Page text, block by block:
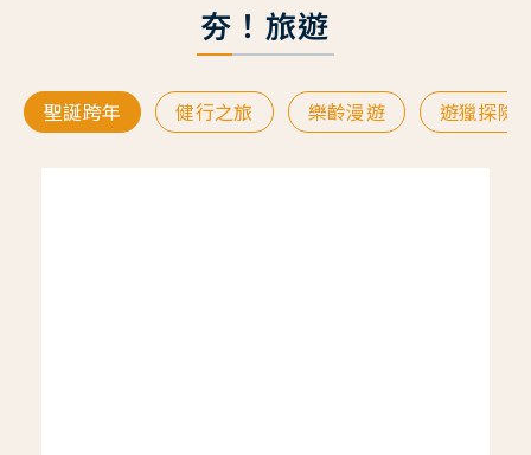
夯！旅遊
聖誕跨年 健行之旅 樂齡漫遊 遊獵探險